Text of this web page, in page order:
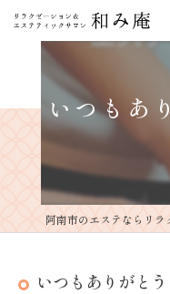
いつもあ
いつもありがとう